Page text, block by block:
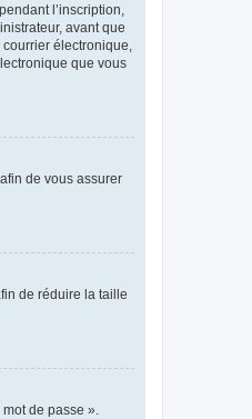
l’inscription,
avant que
électronique,
que vous
de vous assurer
de réduire la taille
de passe ».